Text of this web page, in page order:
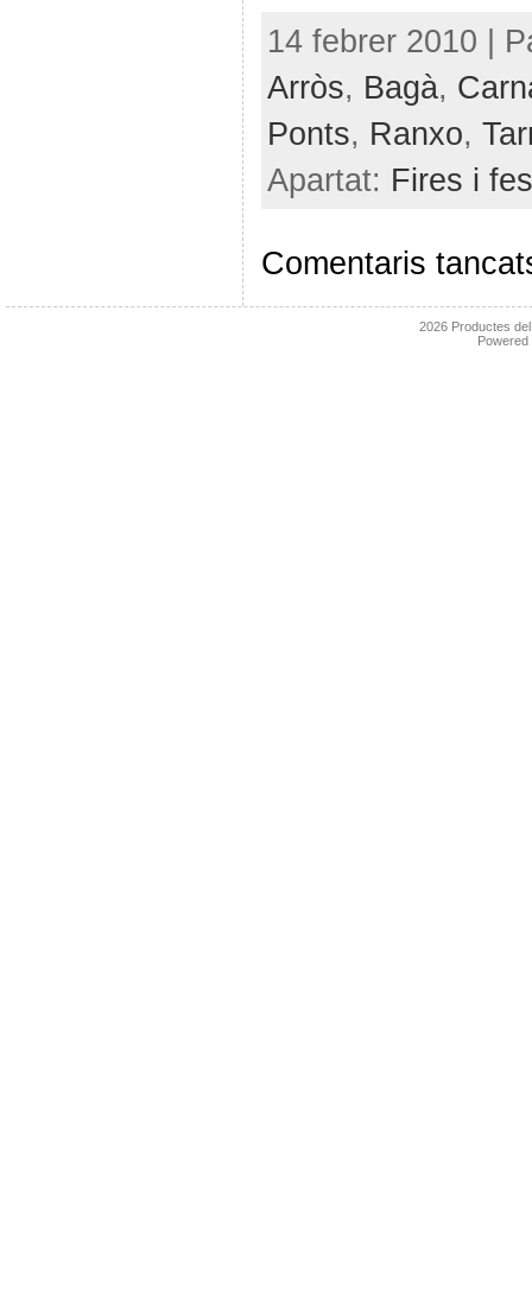
14 febrer 2010 |
Arròs, Bagà,
Ponts, Ranxo,
Apartat: Fires i
Comentaris
2026 Productes